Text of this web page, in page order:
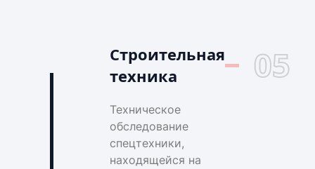
Строительная
техника
05
Техническое
обследование
спецтехники,
находящейся на